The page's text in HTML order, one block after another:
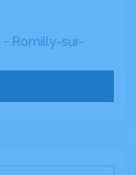
- Romilly-sur-